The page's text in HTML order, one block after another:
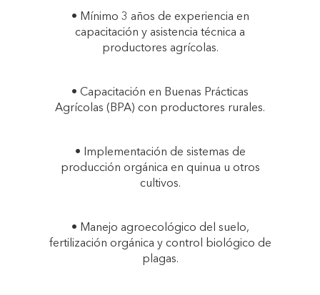
• Mínimo 3 años de experiencia en
capacitación y asistencia técnica a
productores agrícolas.
• Capacitación en Buenas Prácticas
Agrícolas (BPA) con productores rurales.
• Implementación de sistemas de
producción orgánica en quinua u otros
cultivos.
• Manejo agroecológico del suelo,
fertilización orgánica y control biológico de
plagas.